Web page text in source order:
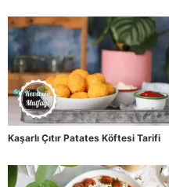
Kaşarlı Çıtır Patates Köftesi Tarifi